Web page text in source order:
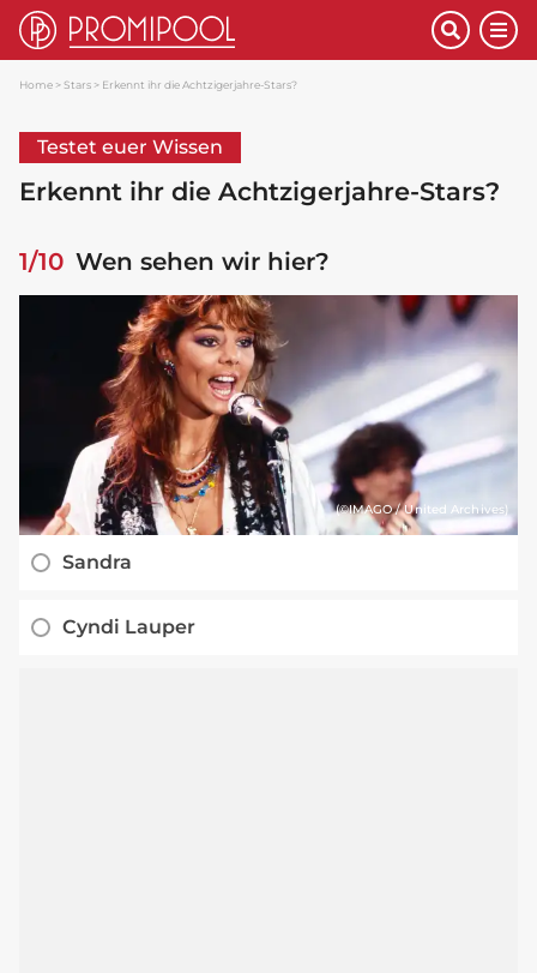
Home Stars Erkennt ihr die Achtzigerjahre-Stars?
Testet euer Wissen
Erkennt ihr die Achtzigerjahre-Stars?
1/10 Wen sehen wir hier?
(©IMAGO / United Archives)
Sandra
Cyndi Lauper